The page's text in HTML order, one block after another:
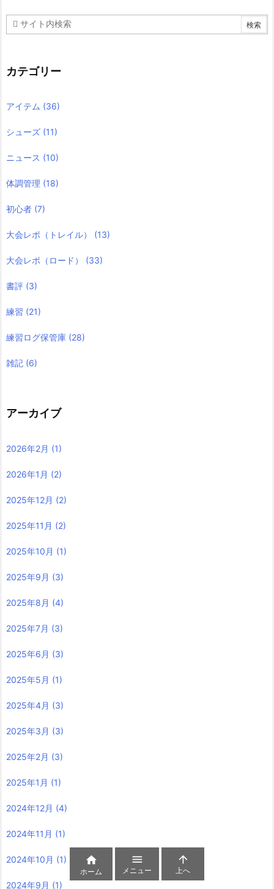
カテゴリー
アイテム (36)
シューズ (11)
ニュース (10)
体調管理 (18)
初心者 (7)
大会レポ（トレイル） (13)
大会レポ（ロード） (33)
書評 (3)
練習 (21)
練習ログ保管庫 (28)
雑記 (6)
アーカイブ
2026年2月 (1)
2026年1月 (2)
2025年12月 (2)
2025年11月 (2)
2025年10月 (1)
2025年9月 (3)
2025年8月 (4)
2025年7月 (3)
2025年6月 (3)
2025年5月 (1)
2025年4月 (3)
2025年3月 (3)
2025年2月 (3)
2025年1月 (1)
2024年12月 (4)
2024年11月 (1)
2024年10月 (1)
2024年9月 (1)

ホーム

メニュー

上へ